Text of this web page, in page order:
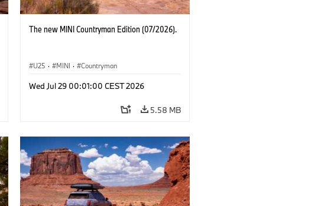
The new MINI Countryman Edition (07/2026).
U25 · MINI · Countryman
Wed Jul 29 00:01:00 CEST 2026
5.58 MB